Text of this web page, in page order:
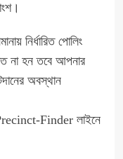
নির্ধারিত পোলিং
না হন তবে আপনার
অবস্থান
Finderলাইনে